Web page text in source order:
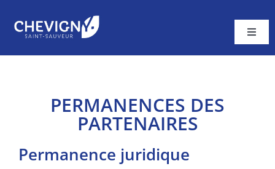
contenu
Cadre de vie
PERMANENCES DES
PARTENAIRES
permanence juridique